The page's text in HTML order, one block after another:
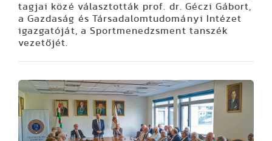
tagjai közé választották prof. dr. Géczi Gábort,
a Gazdaság és Társadalomtudományi Intézet
igazgatóját, a Sportmenedzsment tanszék
vezetőjét.